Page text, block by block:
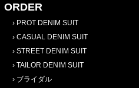
ORDER
PROT DENIM SUIT
CASUAL DENIM SUIT
STREET DENIM SUIT
TAILOR DENIM SUIT
ブライダル